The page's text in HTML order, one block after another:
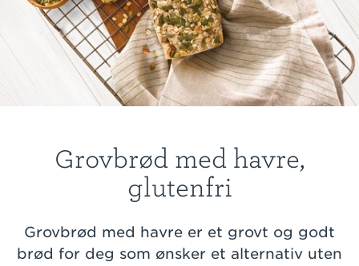
Grovbrød med havre,
glutenfri
Grovbrød med havre er et grovt og godt
brød for deg som ønsker et alternativ uten